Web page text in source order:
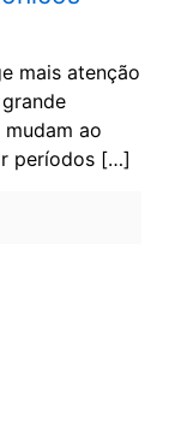
mais atenção
ao
períodos […]